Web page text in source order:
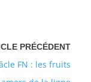
FN : les fruits